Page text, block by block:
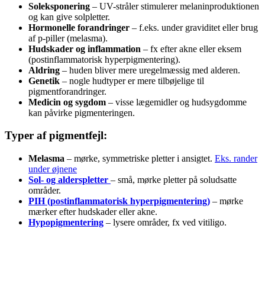
Soleksponering – UV-stråler stimulerer melaninproduktionen
og kan give solpletter.
Hormonelle forandringer – f.eks. under graviditet eller brug
af p-piller (melasma).
Hudskader og inflammation – fx efter akne eller eksem
(postinflammatorisk hyperpigmentering).
Aldring – huden bliver mere uregelmæssig med alderen.
Genetik – nogle hudtyper er mere tilbøjelige til
pigmentforandringer.
Medicin og sygdom – visse lægemidler og hudsygdomme
kan påvirke pigmenteringen.
Typer af pigmentfejl:
Melasma – mørke, symmetriske pletter i ansigtet. Eks. rander
under øjnene
Sol- og alderspletter – små, mørke pletter på soludsatte
områder.
PIH (postinflammatorisk hyperpigmentering) – mørke
mærker efter hudskader eller akne.
Hypopigmentering – lysere områder, fx ved vitiligo.